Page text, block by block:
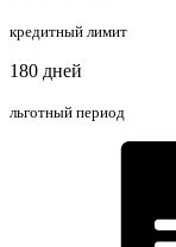
кредитный лимит
180 дней
льготный период